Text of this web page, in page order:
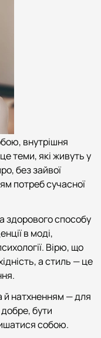
внутрішня
теми, які живуть у
без зайвої
потреб сучасної
здорового способу
в моді,
Вірю, що
а стиль — це
й натхненням — для
бути
собою.